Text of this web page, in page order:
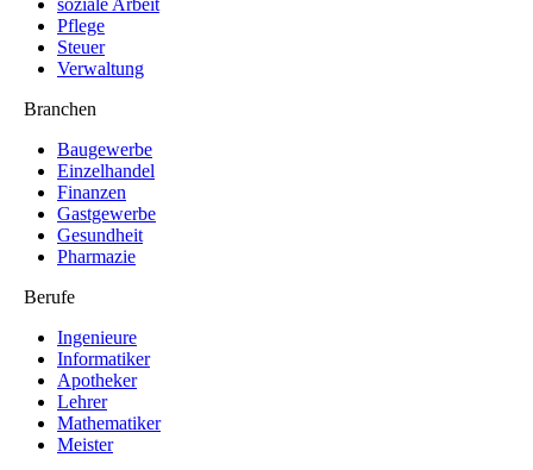
soziale Arbeit
Pflege
Steuer
Verwaltung
Branchen
Baugewerbe
Einzelhandel
Finanzen
Gastgewerbe
Gesundheit
Pharmazie
Berufe
Ingenieure
Informatiker
Apotheker
Lehrer
Mathematiker
Meister